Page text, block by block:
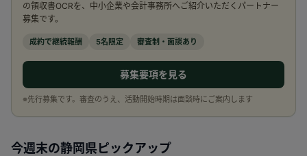
の領収書OCRを、中小企業や会計事務所へご紹介いただくパートナー
募集です。
成約で継続報酬 5名限定 審査制・面談あり
募集要項を見る
※先行募集です。審査のうえ、活動開始時期は面談時にご案内します
今週末の静岡県 ピックアップ